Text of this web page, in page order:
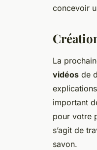
concevoir
La
vidéos de
important
pour votre
s’agit de
savon.